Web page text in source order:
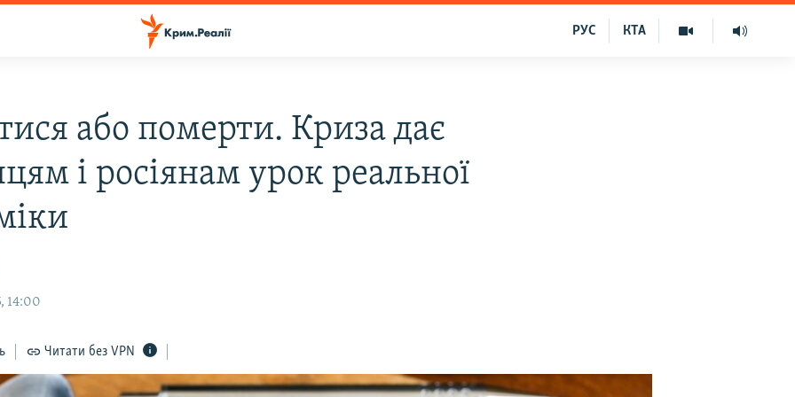
КТА
РУС
або померти. Криза дає
і росіянам урок реальної
14:00
Читати без VPN